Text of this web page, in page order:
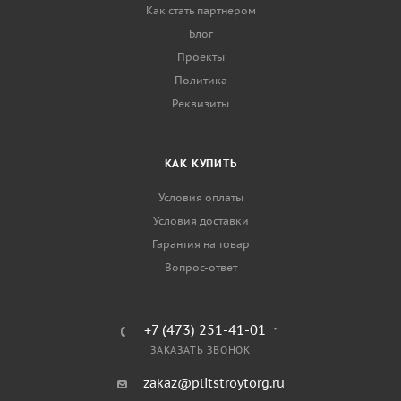
Как стать партнером
Блог
Проекты
Политика
Реквизиты
КАК КУПИТЬ
Условия оплаты
Условия доставки
Гарантия на товар
Вопрос-ответ
+7 (473) 251-41-01
ЗАКАЗАТЬ ЗВОНОК
zakaz@plitstroytorg.ru